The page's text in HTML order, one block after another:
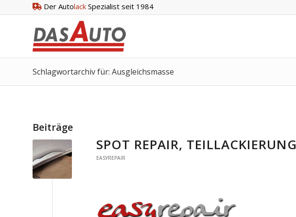
Der Autolack Spezialist seit 1984
Schlagwortarchiv für: Ausgleichsmasse
Beiträge
SPOT REPAIR, TEILLACKIERUNG
EASYREPAIR